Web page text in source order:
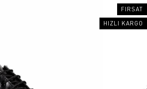
FIRSAT
HIZLI KARGO